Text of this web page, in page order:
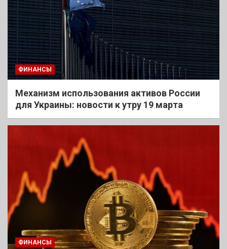
ФИНАНСЫ
Механизм использования активов России
для Украины: новости к утру 19 марта
ФИНАНСЫ